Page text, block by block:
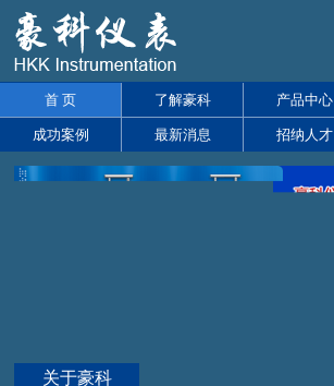
首 页 了解豪科 产品中心
成功案例 最新消息 招纳人才
关于豪科